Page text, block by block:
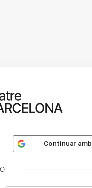
Continuar amb
O